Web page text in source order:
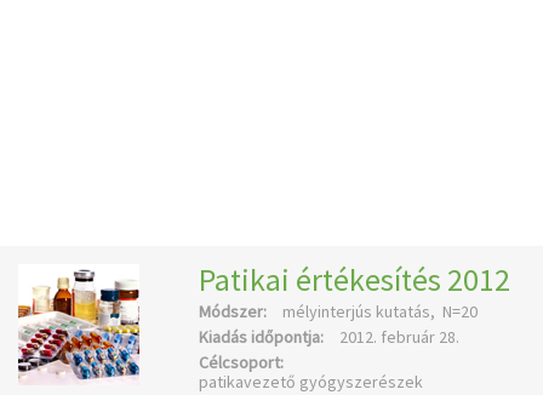
Patikai értékesítés 2012
Módszer:
mélyinterjús kutatás, N=20
Kiadás időpontja:
2012. február 28.
Célcsoport:
patikavezető gyógyszerészek